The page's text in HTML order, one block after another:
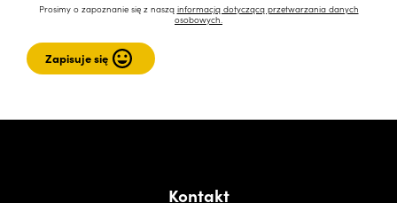
Prosimy o zapoznanie się z naszą informacją dotyczącą przetwarzania danych
osobowych.
Kontakt